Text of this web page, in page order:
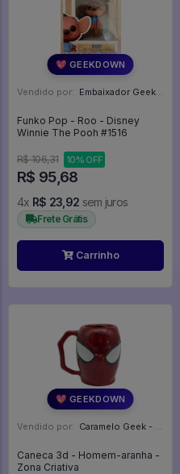
💖 GEEKDOWN
Vendido por: Embaixador Geek - SP
Funko Pop - Roo - Disney
Winnie The Pooh #1516
R$ 106,31 10% OFF
R$ 95,68
4x R$ 23,92 sem juros
Frete Grátis
Carrinho
💖 GEEKDOWN
Vendido por: Caramelo Geek - DF
Caneca 3d - Homem-aranha -
Zona Criativa